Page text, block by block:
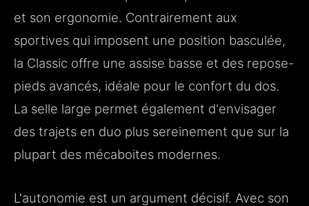
et son ergonomie. Contrairement aux
sportives qui imposent une position basculée,
la Classic offre une assise basse et des repose-
pieds avancés, idéale pour le confort du dos.
La selle large permet également d'envisager
des trajets en duo plus sereinement que sur la
plupart des mécaboites modernes.
L'autonomie est un argument décisif. Avec son